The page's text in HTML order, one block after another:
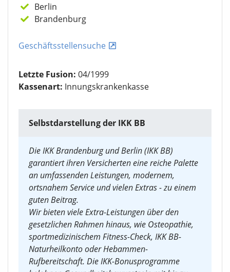
Berlin
Brandenburg
Geschäftsstellensuche
Letzte Fusion: 04/1999
Kassenart: Innungskrankenkasse
Selbstdarstellung der IKK BB
Die IKK Brandenburg und Berlin (IKK BB)
garantiert ihren Versicherten eine reiche Palette
an umfassenden Leistungen, modernem,
ortsnahem Service und vielen Extras - zu einem
guten Beitrag.
Wir bieten viele Extra-Leistungen über den
gesetzlichen Rahmen hinaus, wie Osteopathie,
sportmedizinischem Fitness-Check, IKK BB-
Naturheilkonto oder Hebammen-
Rufbereitschaft. Die IKK-Bonusprogramme